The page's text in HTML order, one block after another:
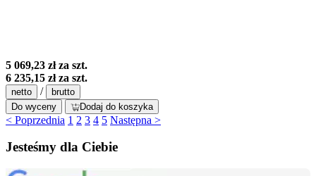
5 069,23 złza szt.
6 235,15 złza szt.
netto /
brutto
Do wyceny
Dodaj do koszyka
< Poprzednia 1 2 3 4 5 Następna >
Jesteśmy dla Ciebie